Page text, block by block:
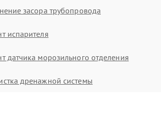
засора трубопровода
испарителя
датчика морозильного отделения
дренажной системы